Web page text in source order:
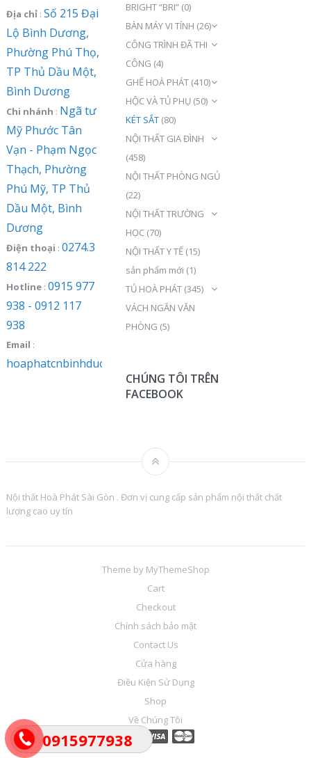
0915977938
Địa chỉ: Số 215 Đại
Lộ Bình Dương,
Phường Phú Thọ,
TP Thủ Dầu Một,
Bình Dương
Chi nhánh : Ngã tư
Mỹ Phước Tân
Vạn - Phạm Ngọc
Thạch, Phường
Phú Mỹ, TP Thủ
Dầu Một, Bình
Dương
Điện thoại : 0274.3
814 222
Hotline: 0915 977
938 - 0912 117
938
Email :
hoaphatcnbinhduong@gmail.com
BRIGHT “BRI” (0)
BÀN MÁY VI TÍNH (26)
CÔNG TRÌNH ĐÃ THI
CÔNG (4)
GHẾ HOÀ PHÁT (410)
HỘC VÀ TỦ PHỤ (50)
KÉT SẮT (80)
NỘI THẤT GIA ĐÌNH
(458)
NỘI THẤT PHÒNG NGỦ
(22)
NỘI THẤT TRƯỜNG
HỌC (70)
NỘI THẤT Y TẾ (15)
sản phẩm mới (1)
TỦ HOÀ PHÁT (345)
VÁCH NGĂN VĂN
PHÒNG (5)
CHÚNG TÔI TRÊN
FACEBOOK
Nội thất Hoà Phát Sài Gòn . Đơn vị cung cấp sản phẩm nội thất chất
lượng cao uy tín
Theme by MyThemeShop
Cart
Checkout
Chính sách bảo mật
Contact Us
Cửa hàng
Điều Kiện Sử Dụng
Shop
Về Chúng Tôi